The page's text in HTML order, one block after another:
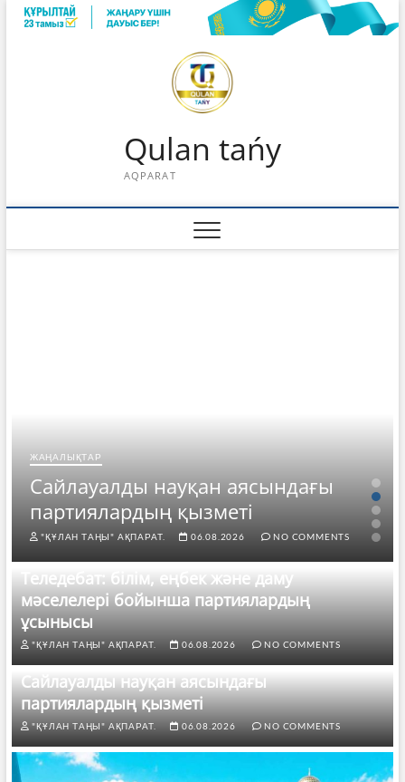
Skip
Qulan tańy
AQPARAT
ЖАҢАЛЫҚТАР
Сайлауалды науқан аясындағы
партиялардың қызметі
"ҚҰЛАН ТАҢЫ" АҚПАРАТ. 06.08.2026 NO COMMENTS
Теледебат: білім, еңбек және даму
мәселелері бойынша партиялардың
ұсынысы
"ҚҰЛАН ТАҢЫ" АҚПАРАТ. 06.08.2026 NO COMMENTS
Сайлауалды науқан аясындағы
партиялардың қызметі
"ҚҰЛАН ТАҢЫ" АҚПАРАТ. 06.08.2026 NO COMMENTS